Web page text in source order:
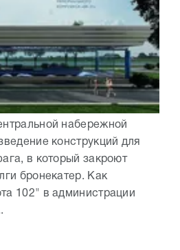
набережной
конструкций для
в который закроют
бронекатер. Как
102" в администрации